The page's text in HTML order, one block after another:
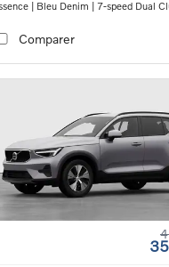
| Bleu Denim | 7-speed Dual
Comparer